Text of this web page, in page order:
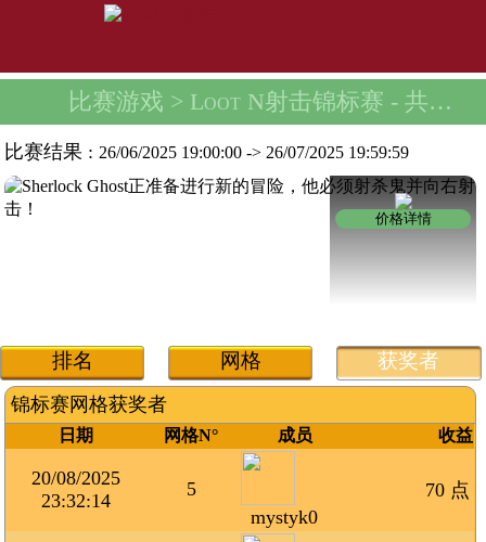
比赛游戏 > Loot N射击锦标赛 - 共有1000颗藿香蓟种子
比赛结果 :26/06/2025 19:00:00 -> 26/07/2025 19:59:59
价格详情
排名 网格 获奖者
锦标赛网格获奖者
日期 网格N° 成员 收益
20/08/2025
23:32:14
5
mystyk0
70 点